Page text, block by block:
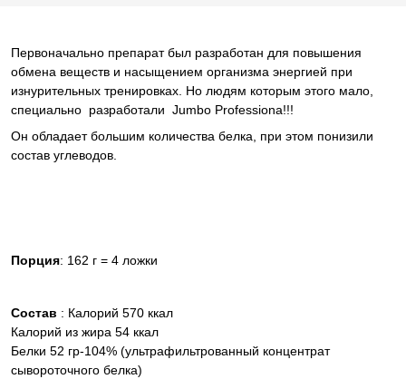
Первоначально препарат был разработан для повышения
обмена веществ и насыщением организма энергией при
изнурительных тренировках. Но людям которым этого мало,
специально разработали Jumbo Professiona!!!
Он обладает большим количества белка, при этом понизили
состав углеводов.
Порция: 162 г = 4 ложки
Состав : Калорий 570 ккал
Калорий из жира 54 ккал
Белки 52 гр-104% (ультрафильтрованный концентрат
сывороточного белка)